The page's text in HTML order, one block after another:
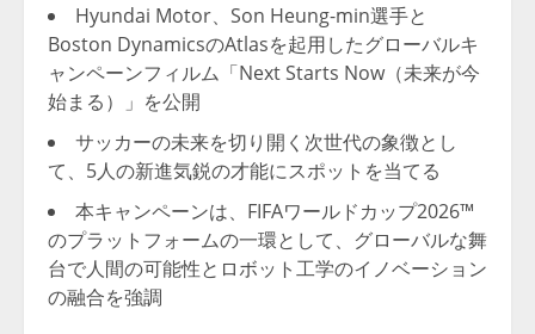
Hyundai Motor、Son Heung-min選手と
Boston DynamicsのAtlasを起用したグローバルキ
ャンペーンフィルム「Next Starts Now（未来が今
始まる）」を公開
サッカーの未来を切り開く次世代の象徴とし
て、5人の新進気鋭の才能にスポットを当てる
本キャンペーンは、FIFAワールドカップ2026™
のプラットフォームの一環として、グローバルな舞
台で人間の可能性とロボット工学のイノベーション
の融合を強調